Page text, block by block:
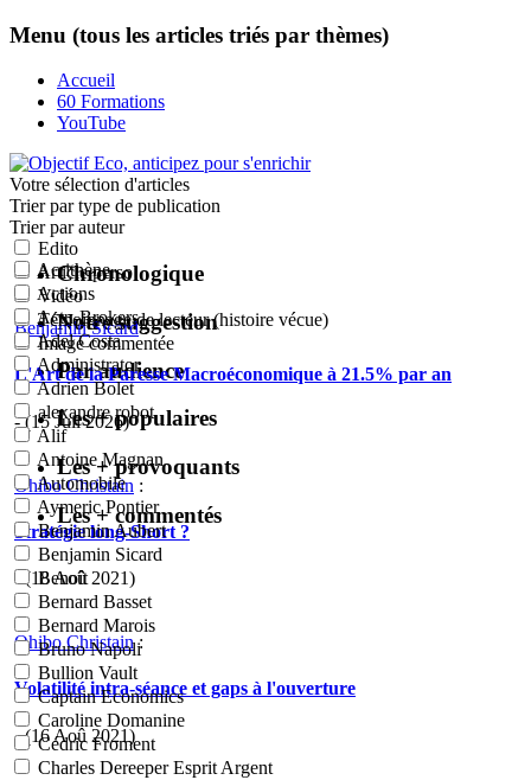
Menu (tous les articles triés par thèmes)
Accueil
60 Formations
YouTube
Votre sélection d'articles
Trier par type de publication
Edito
Article perso
Vidéo
Témoignage de lecteur (histoire vécue)
Image commentée
Trier par auteur
Acrithène
Actions
Actu-Brokers
Adel Costa
Administrator
Adrien Bolet
alexandre robot
Alif
Antoine Magnan
Automobile
Aymeric Pontier
Benjamin Aubert
Benjamin Sicard
Benoît
Bernard Basset
Bernard Marois
Bruno Napoli
Bullion Vault
Captain Economics
Caroline Domanine
Cédric Froment
Charles Dereeper Esprit Argent
Chronologique
Notre suggestion
Par audience
Les + populaires
Les + provoquants
Les + commentés
Benjamin Sicard:
L'Art de la Paresse Macroéconomique à 21.5% par an
- (15 Juil 2026)
Ohibo Christain :
Stratégie long-Short ?
- (18 Aoû 2021)
Ohibo Christain:
Volatilité intra-séance et gaps à l'ouverture
- (16 Aoû 2021)